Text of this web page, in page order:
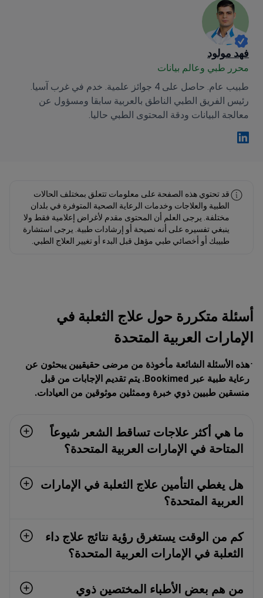
فهد مولود
محرر طبي وعالم بيانات
طبيب عام. حاصل على 4 جوائز علمية. خدم في غرب آسيا.
رئيس الفريق الطبي الناطق بالعربية سابقا ومسؤول عن
معالجة البيانات ودقة المحتوى الطبي حاليا.
قد تحتوي هذه الصفحة على معلومات تتعلق بمختلف الحالات
الطبية والعلاجات وخدمات الرعاية الصحية المتوفرة في بلدان
مختلفة. يرجى العلم أن المحتوى مقدم لأغراض إعلامية فقط ولا
ينبغي تفسيره على أنه نصيحة أو إرشادات طبية. يرجى استشارة
طبيبك أو أخصائي طبي مؤهل قبل البدء أو تغيير العلاج الطبي.
أسئلة متكررة حول علاج الثعلبة في
الإمارات العربية المتحدة
هذه الأسئلة الشائعة مأخوذة من مرضى حقيقيين يبحثون عن
رعاية طبية عبر Bookimed. يتم تقديم الإجابات من قبل
منسقين طبيين ذوي خبرة وممثلين موثوقين من العيادات.
ما هي أكثر علاجات تساقط الشعر شيوعاً
المتاحة في الإمارات العربية المتحدة؟
هل يغطي التأمين علاج الثعلبة في الإمارات
العربية المتحدة؟
كم من الوقت يستغرق رؤية نتائج علاج داء
الثعلبة في الإمارات العربية المتحدة؟
من هم بعض الأطباء المختصين ذوي